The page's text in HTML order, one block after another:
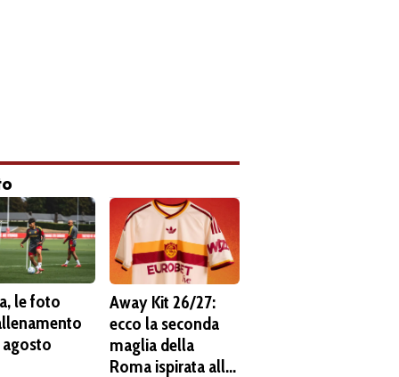
le foto
Away Kit 26/27:
ecco la seconda
maglia della
Roma ispirata alla